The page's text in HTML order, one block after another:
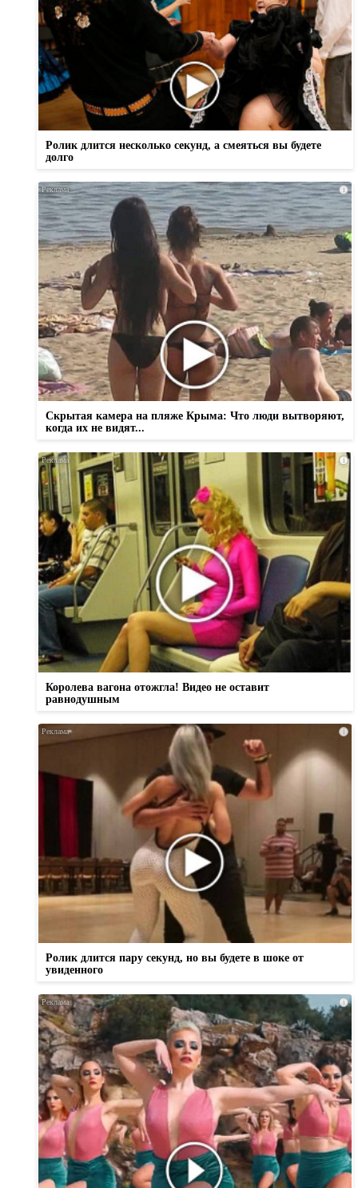
Ролик длится несколько секунд, а смеяться вы будете
долго
i
Скрытая камера на пляже Крыма: Что люди вытворяют,
когда их не видят...
i
Королева вагона отожгла! Видео не оставит
равнодушным
i
Ролик длится пару секунд, но вы будете в шоке от
увиденного
i